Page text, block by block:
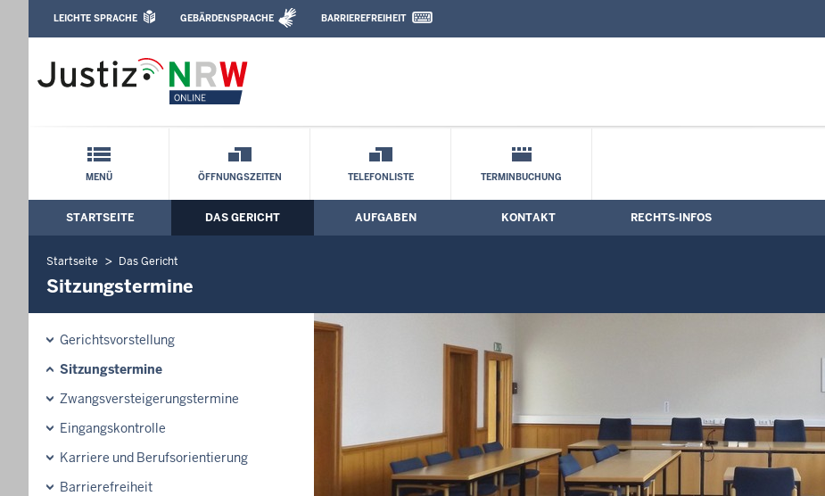
Amtsgericht Rheine: Sitzungstermine
Leichte Sprache, Gebärdensprachenvideo und Kontaktformular
LEICHTE SPRACHE GEBÄRDENSPRACHE BARRIEREFREIHEIT
Schnellnavigation mit Volltext-Suche
MENÜ ÖFFNUNGSZEITEN TELEFONLISTE TERMINBUCHUNG
Hauptmenü: Hauptnavigation
STARTSEITE DAS GERICHT AUFGABEN KONTAKT RECHTS-INFOS
Startseite Das Gericht
Sitzungstermine
Gerichtsvorstellung
Sitzungstermine
Zwangsversteigerungstermine
Eingangskontrolle
Karriere und Berufsorientierung
Barrierefreiheit